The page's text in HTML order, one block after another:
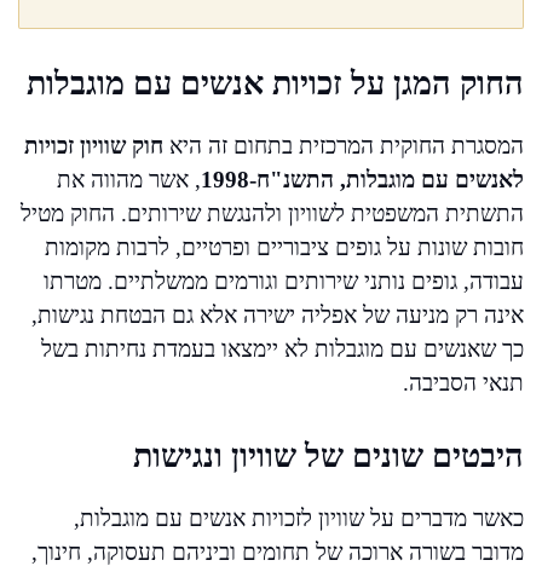
החוק המגן על זכויות אנשים עם מוגבלות
המסגרת החוקית המרכזית בתחום זה היא חוק שוויון זכויות
לאנשים עם מוגבלות, התשנ"ח-1998
, אשר מהווה את
התשתית המשפטית לשוויון ולהנגשת שירותים. החוק מטיל
חובות שונות על גופים ציבוריים ופרטיים, לרבות מקומות
עבודה, גופים נותני שירותים וגורמים ממשלתיים. מטרתו
אינה רק מניעה של אפליה ישירה אלא גם הבטחת נגישות,
כך שאנשים עם מוגבלות לא יימצאו בעמדת נחיתות בשל
תנאי הסביבה.
היבטים שונים של שוויון ונגישות
כאשר מדברים על שוויון לזכויות אנשים עם מוגבלות,
מדובר בשורה ארוכה של תחומים וביניהם תעסוקה, חינוך,